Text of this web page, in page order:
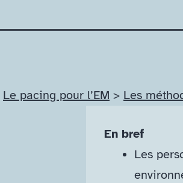
Le pacing pour l’EM > Les
En bref
Les